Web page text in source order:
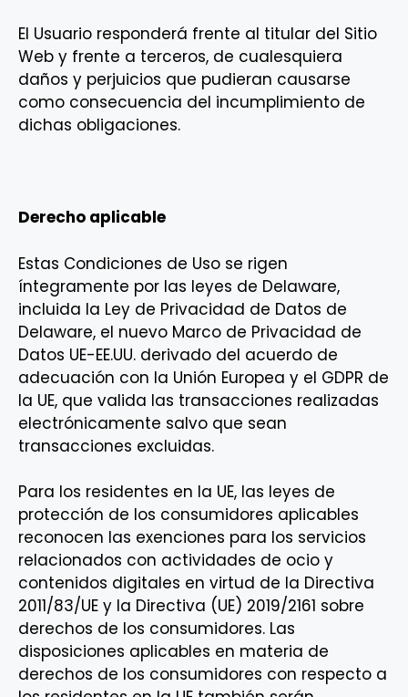
El Usuario responderá frente al titular del Sitio
Web y frente a terceros, de cualesquiera
daños y perjuicios que pudieran causarse
como consecuencia del incumplimiento de
dichas obligaciones.
Derecho aplicable
Estas Condiciones de Uso se rigen
íntegramente por las leyes de Delaware,
incluida la Ley de Privacidad de Datos de
Delaware, el nuevo Marco de Privacidad de
Datos UE-EE.UU. derivado del acuerdo de
adecuación con la Unión Europea y el GDPR de
la UE, que valida las transacciones realizadas
electrónicamente salvo que sean
transacciones excluidas.
Para los residentes en la UE, las leyes de
protección de los consumidores aplicables
reconocen las exenciones para los servicios
relacionados con actividades de ocio y
contenidos digitales en virtud de la Directiva
2011/83/UE y la Directiva (UE) 2019/2161 sobre
derechos de los consumidores. Las
disposiciones aplicables en materia de
derechos de los consumidores con respecto a